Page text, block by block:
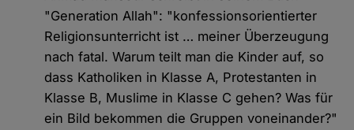
"Generation Allah": "konfessionsorientierter
Religionsunterricht ist … meiner Überzeugung
nach fatal. Warum teilt man die Kinder auf, so
dass Katholiken in Klasse A, Protestanten in
Klasse B, Muslime in Klasse C gehen? Was für
ein Bild bekommen die Gruppen voneinander?"